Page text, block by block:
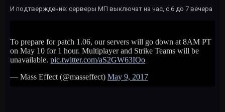
И подтверждение: серверы МП выключат на час, с 6 до 7 вечера